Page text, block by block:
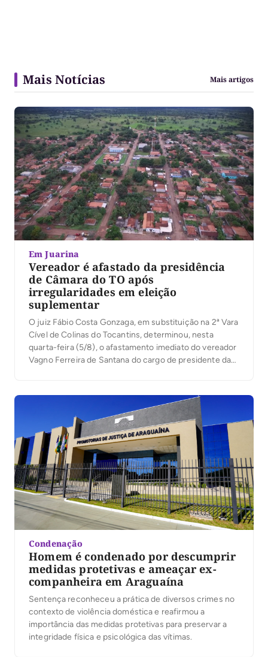
Mais Notícias Mais artigos
Em Juarina
Vereador é afastado da presidência
de Câmara do TO após
irregularidades em eleição
suplementar
O juiz Fábio Costa Gonzaga, em substituição na 2ª Vara
Cível de Colinas do Tocantins, determinou, nesta
quarta-feira (5/8), o afastamento imediato do vereador
Vagno Ferreira de Santana do cargo de presidente da
exclusivamente da função de presidente. Conforme
Condenação
Homem é condenado por descumprir
medidas protetivas e ameaçar ex-
companheira em Araguaína
Sentença reconheceu a prática de diversos crimes no
contexto de violência doméstica e reafirmou a
importância das medidas protetivas para preservar a
integridade física e psicológica das vítimas.